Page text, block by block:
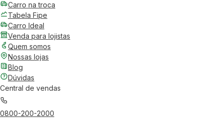
Carro na troca
Tabela Fipe
Carro Ideal
Venda para lojistas
Quem somos
Nossas lojas
Blog
Dúvidas
Central de vendas
0800-200-2000